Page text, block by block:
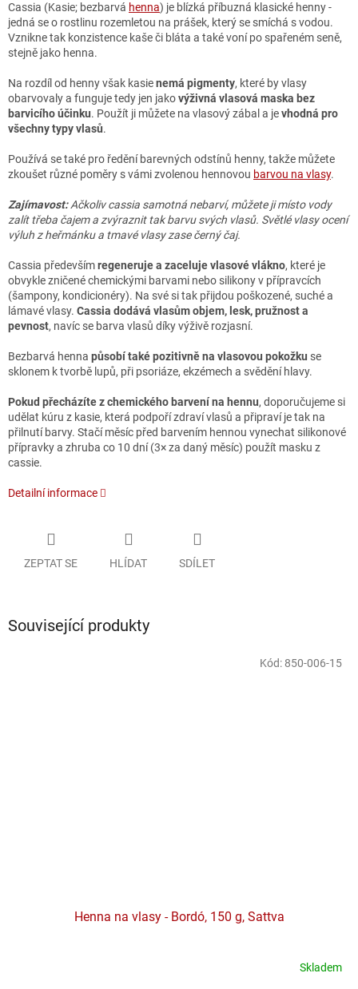
Cassia (Kasie; bezbarvá henna) je blízká příbuzná klasické henny -
jedná se o rostlinu rozemletou na prášek, který se smíchá s vodou.
Vznikne tak konzistence kaše či bláta a také voní po spařeném seně,
stejně jako henna.
Na rozdíl od henny však kasienemá pigmenty, které by vlasy
obarvovaly a funguje tedy jen jakovýživná vlasová maska bez
barvicího účinku. Použít ji můžete na vlasový zábal a jevhodná pro
všechny typy vlasů.
Používá se také pro ředění barevných odstínů henny, takže můžete
zkoušet různé poměry s vámi zvolenou hennovou barvou na vlasy.
Zajímavost:Ačkoliv cassia samotná nebarví, můžete ji místo vody
zalít třeba čajem a zvýraznit tak barvu svých vlasů. Světlé vlasy ocení
výluh z heřmánku a tmavé vlasy zase černý čaj.
Cassia předevšímregeneruje a zaceluje vlasové vlákno, které je
obvykle zničené chemickými barvami nebo silikony v přípravcích
(šampony, kondicionéry). Na své si tak přijdou poškozené, suché a
lámavé vlasy. Cassia dodává vlasům objem, lesk, pružnost a
pevnost, navíc se barva vlasů díky výživě rozjasní.
Bezbarvá henna působí také pozitivně na vlasovou pokožku se
sklonem k tvorbě lupů, při psoriáze, ekzémech a svědění hlavy.
Pokud přecházíte z chemického barvení na hennu, doporučujeme si
udělat kúru z kasie, která podpoří zdraví vlasů a připraví je tak na
přilnutí barvy. Stačí měsíc před barvením hennou vynechat silikonové
přípravky a zhruba co 10 dní (3× za daný měsíc) použít masku z
cassie.
Detailní informace
ZEPTAT SE HLÍDAT SDÍLET
Související produkty
Henna na vlasy - Bordó, 150 g, Sattva
Skladem
Kód: 850-006-15